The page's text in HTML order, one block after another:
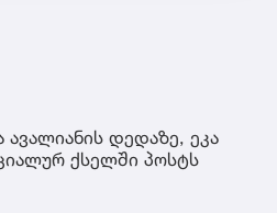
ავალიანის დედაზე, ეკა
ქსელში პოსტს